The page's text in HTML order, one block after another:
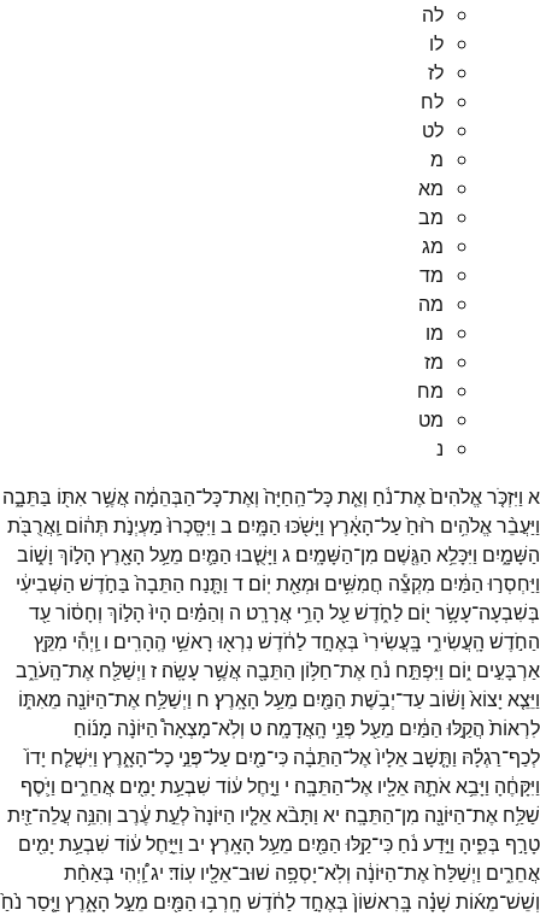
לה
לו
לז
לח
לט
מ
מא
מב
מג
מד
מה
מו
מז
מח
מט
נ
א וַיִּזְכֹּ֤ראֱלֹהִים֙אֶת־נֹ֔חַ וְאֵ֤תכָּל־הַֽחַיָּה֙ וְאֶת־כָּל־הַבְּהֵמָ֔ה אֲשֶׁ֥ראִתּ֖וֹ בַּתֵּבָ֑ה
וַיַּעֲבֵ֨ראֱלֹהִ֥ים ר֙וּחַ֙עַל־הָאָ֔רֶץ וַיָּשֹׁ֖כּוּ הַמָּֽיִם׃ ב וַיִּסָּֽכְרוּ֙ מַעְיְנֹ֣ת תְּה֔וֹם וַֽאֲרֻבֹּ֖ת
הַשָּׁמָ֑יִם וַיִּכָּלֵ֥א הַגֶּ֖שֶׁם מִן־הַשָּׁמָֽיִם׃ ג וַיָּשֻׁ֧בוּ הַמַּ֛יִם מֵעַ֥ל הָאָ֖רֶץ הָל֣וֹךְ וָשׁ֑וֹב
וַיַּחְסְר֣וּ הַמַּ֔יִם מִקְצֵ֕ה חֲמִשִּׁ֥ים וּמְאַ֖ת יֽוֹם׃ ד וַתָּ֤נַח הַתֵּבָה֙ בַּחֹ֣דֶשׁ הַשְּׁבִיעִ֔י
בְּשִׁבְעָה־עָשָׂ֥ר י֖וֹם לַחֹ֑דֶשׁעַ֖ל הָרֵ֥י אֲרָרָֽט׃ ה וְהַמַּ֗יִם הָיוּ֙ הָל֣וֹךְ וְחָס֔וֹרעַ֖ד
הַחֹ֣דֶשׁ הָֽעֲשִׂירִ֑י בָּֽעֲשִׂירִי֙ בְּאֶחָ֣דלַחֹ֔דֶשׁ נִרְא֖וּ רָאשֵׁ֥י הֶֽהָרִֽים׃ ו וַֽיְהִ֕י מִקֵּ֖ץ
אַרְבָּעִ֣ים י֑וֹם וַיִּפְתַּ֣ח נֹ֔חַ אֶת־חַלּ֥וֹן הַתֵּבָ֖ה אֲשֶׁ֥רעָשָֽׂה׃ ז וַיְשַׁלַּ֖ח אֶת־הָֽעֹרֵ֑ב
וַיֵּצֵ֤א יָצוֹא֙ וָשׁ֔וֹבעַד־יְבֹ֥שֶׁת הַמַּ֖יִם מֵעַ֥ל הָאָֽרֶץ׃ ח וַיְשַׁלַּ֥ח אֶת־הַיּוֹנָ֖ה מֵאִתּ֑וֹ
לִרְאוֹת֙ הֲקַ֣לּוּ הַמַּ֔יִם מֵעַ֖ל פְּנֵ֥י הָֽאֲדָמָֽה׃ ט וְלֹֽא־מָצְאָה֩ הַיּוֹנָ֨ה מָנ֜וֹחַ
לְכַף־רַגְלָ֗הּ וַתָּ֤שָׁבאֵלָיו֙אֶל־הַתֵּבָ֔ה כִּי־מַ֖יִם עַל־פְּנֵ֣י כָל־הָאָ֑רֶץ וַיִּשְׁלַ֤ח יָדוֹ֙
וַיִּקָּחֶ֔הָ וַיָּבֵ֥אאֹתָ֛הּ אֵלָ֖יו אֶל־הַתֵּבָֽה׃ י וַיָּ֣חֶלע֔וֹד שִׁבְעַ֥ת יָמִ֖ים אֲחֵרִ֑ים וַיֹּ֛סֶף
שַׁלַּ֥ח אֶת־הַיּוֹנָ֖ה מִן־הַתֵּבָֽה׃ יא וַתָּבֹ֨אאֵלָ֤יו הַיּוֹנָה֙לְעֵ֣תעֶ֔רֶב וְהִנֵּ֥ה עֲלֵה־זַ֖יִת
טָרָ֣ף בְּפִ֑יהָ וַיֵּ֣דַע נֹ֔חַ כִּי־קַ֥לּוּ הַמַּ֖יִם מֵעַ֥ל הָאָֽרֶץ׃ יב וַיִּיָּ֣חֶלע֔וֹד שִׁבְעַ֥ת יָמִ֖ים
אֲחֵרִ֑ים וַיְשַׁלַּח֙אֶת־הַיּוֹנָ֔ה וְלֹֽא־יָסְפָ֥ה שׁוּב־אֵלָ֖יו עֽוֹד׃ יגוַֽ֠יְהִי בְּאַחַ֨ת
וְשֵׁשׁ־מֵא֜וֹת שָׁנָ֗ה בָּֽרִאשׁוֹן֙ בְּאֶחָ֣דלַחֹ֔דֶשׁ חָֽרְב֥וּ הַמַּ֖יִם מֵעַ֣ל הָאָ֑רֶץ וַיָּ֤סַר נֹ֙חַ֙